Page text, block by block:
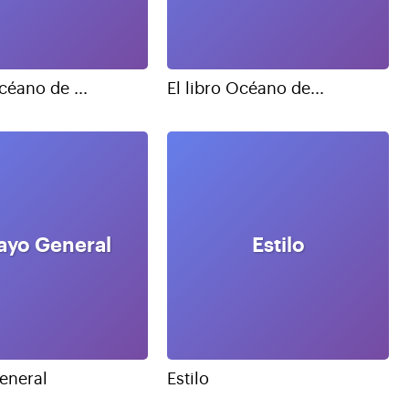
de ... El libro Océano de...
General Estilo
Estilo